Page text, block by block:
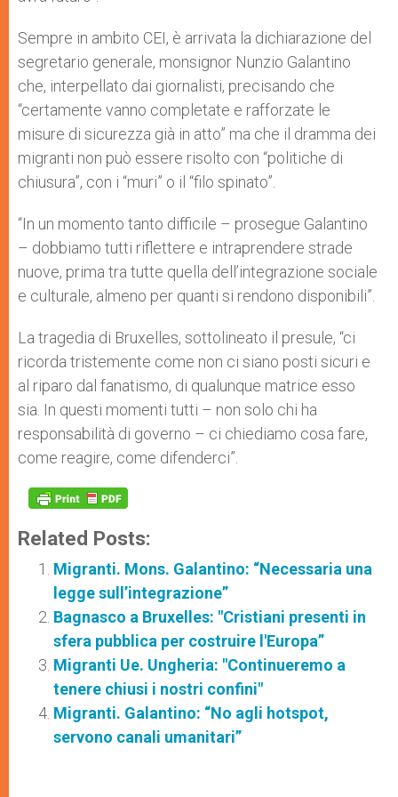
Sempre in ambito CEI, è arrivata la dichiarazione del
segretario generale, monsignor Nunzio Galantino
che, interpellato dai giornalisti, precisando che
“certamente vanno completate e rafforzate le
misure di sicurezza già in atto” ma che il dramma dei
migranti non può essere risolto con “politiche di
chiusura”, con i “muri” o il “filo spinato”.
“In un momento tanto difficile – prosegue Galantino
– dobbiamo tutti riflettere e intraprendere strade
nuove, prima tra tutte quella dell’integrazione sociale
e culturale, almeno per quanti si rendono disponibili”.
La tragedia di Bruxelles, sottolineato il presule, “ci
ricorda tristemente come non ci siano posti sicuri e
al riparo dal fanatismo, di qualunque matrice esso
sia. In questi momenti tutti – non solo chi ha
responsabilità di governo – ci chiediamo cosa fare,
come reagire, come difenderci”.
Related Posts:
Migranti. Mons. Galantino: “Necessaria una
legge sull’integrazione”
Bagnasco a Bruxelles: "Cristiani presenti in
sfera pubblica per costruire l'Europa”
Migranti Ue. Ungheria: "Continueremo a
tenere chiusi i nostri confini"
Migranti. Galantino: “No agli hotspot,
servono canali umanitari”